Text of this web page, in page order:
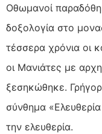
Οθωμανοί
δοξολογία στο
τέσσερα χρόνια οι
οι Μανιάτες με
ξεσηκώθηκε.
σύνθημα
την ελευθερία.